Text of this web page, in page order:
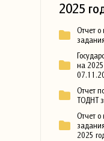
2025
Отчет о
на
Отчет
ТОДНТ
Отчет о
2025